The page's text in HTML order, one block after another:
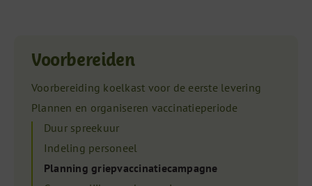
Voorbereiden
Voorbereiding koelkast voor de eerste levering
Plannen en organiseren vaccinatieperiode
Duur spreekuur
Indeling personeel
Planning griepvaccinatiecampagne